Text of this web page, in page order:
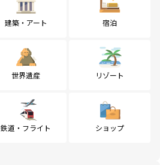
建築・アート 宿泊
世界遺産 リゾート
鉄道・フライト ショップ